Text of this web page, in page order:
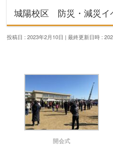
城陽校区 防災・減災
投稿日 : 2023年2月10日 最終更新日時 :
開会式